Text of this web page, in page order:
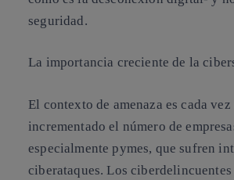
seguridad.
La importancia creciente de la
El contexto de amenaza es cada
incrementado el número de
especialmente pymes, que sufren
ciberataques. Los ciberdelincuentes